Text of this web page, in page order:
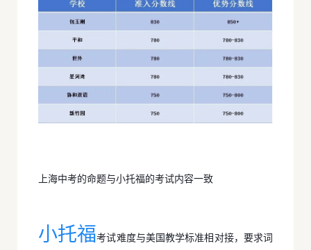
上海中考的命题与小托福的考试内容一致
小托福考试难度与美国教学标准相对接，要求词